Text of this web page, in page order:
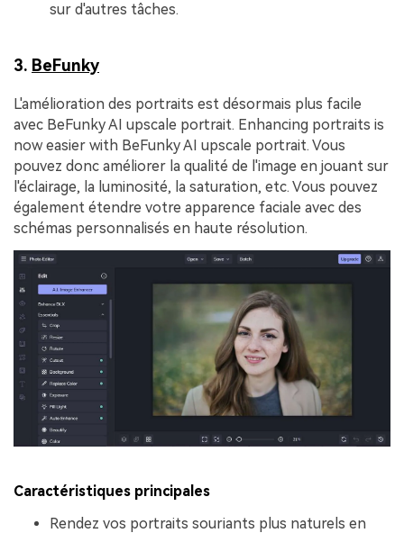
sur d'autres tâches.
3. BeFunky
L'amélioration des portraits est désormais plus facile
avec BeFunky AI upscale portrait. Enhancing portraits is
now easier with BeFunky AI upscale portrait. Vous
pouvez donc améliorer la qualité de l'image en jouant sur
l'éclairage, la luminosité, la saturation, etc. Vous pouvez
également étendre votre apparence faciale avec des
schémas personnalisés en haute résolution.
Caractéristiques principales
Rendez vos portraits souriants plus naturels en